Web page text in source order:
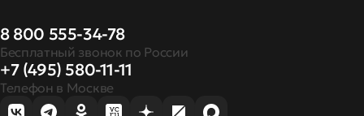
8 800 555-34-78
Бесплатный звонок по России
+7 (495) 580-11-11
Телефон в Москве